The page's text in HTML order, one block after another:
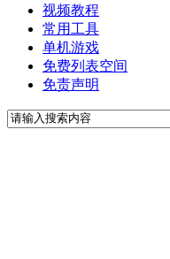
视频教程
常用工具
单机游戏
免费列表空间
免责声明